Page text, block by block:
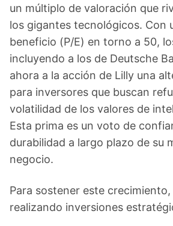
un múltiplo de valoración que
los gigantes tecnológicos. Con
beneficio (P/E) en torno a 50,
incluyendo a los de Deutsche
ahora a la acción de Lilly una
para inversores que buscan
volatilidad de los valores de
Esta prima es un voto de
durabilidad a largo plazo de su
negocio.
Para sostener este
realizando inversiones